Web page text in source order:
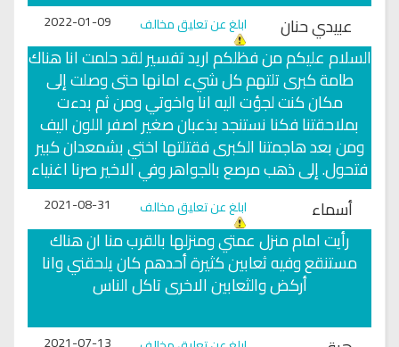
عبيدي حنان
ابلغ عن تعليق مخالف 2022-01-09
السلام عليكم من فظلكم اريد تفسير لقد حلمت انا هناك
طامة كبرى تلتهم كل شيء امانها حتى وصلت إلى
مكان كنت لجؤت اليه انا واخوتي ومن ثم بدءت
بملاحقتنا فكنا نستنجد بذعبان صغير اصفر اللون اليف
ومن بعد هاجمتنا الكبرى فقتلتها اختي بشمعدان كبير
فتحول. إلى ذهب مرصع بالجواهر وفي الاخير صرنا اغنياء
أسماء
ابلغ عن تعليق مخالف 2021-08-31
رأيت امام منزل عمتي ومنزلها بالقرب منا ان هناك
مستنقع وفيه ثعابين كثيرة أحدهم كان يلحقني وانا
أركض والثعابين الاخرى تاكل الناس